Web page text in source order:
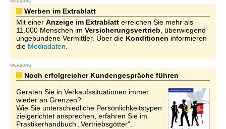
WERBUNG
Werben im Extrablatt
Mit einer Anzeige im Extrablatt erreichen Sie mehr als
11.000 Menschen im Versicherungsvertrieb , überwiegend
ungebundene Vermittler. Über die Konditionen informieren
die Mediadaten
WERBUNG
Noch erfolgreicher Kundengespräche führen
Geraten Sie in Verkaufssituationen immer
wieder an Grenzen?
Wie Sie unterschiedliche Persönlichkeitstypen
zielgerichtet ansprechen, erfahren Sie im
Praktikerhandbuch „Vertriebsgötter“.